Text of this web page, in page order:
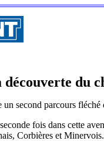
découverte du
second parcours
fois dans cette
Corbières et Minervois.